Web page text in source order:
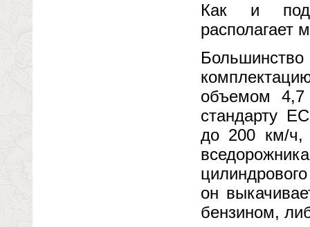
Как и
располагает
объемом
стандарту
до 200 км/ч,
он
бензином,